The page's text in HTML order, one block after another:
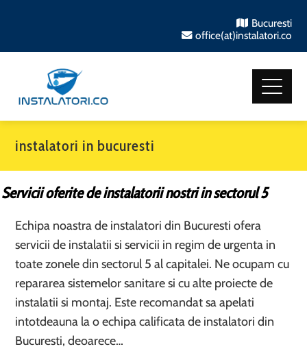
Bucuresti
office(at)instalatori.co
instalatori in bucuresti
Servicii oferite de instalatorii nostri in sectorul 5
Echipa noastra de instalatori din Bucuresti ofera
servicii de instalatii si servicii in regim de urgenta in
toate zonele din sectorul 5 al capitalei. Ne ocupam cu
repararea sistemelor sanitare si cu alte proiecte de
instalatii si montaj. Este recomandat sa apelati
intotdeauna la o echipa calificata de instalatori din
Bucuresti, deoarece…